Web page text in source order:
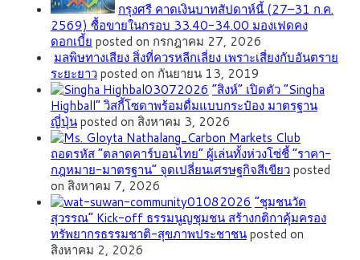
กรุงศรี คาดเงินบาทสัปดาห์นี้ (27–31 ก.ค.
2569) ซื้อขายในกรอบ 33.40-34.00 มองเฟดคง
ดอกเบี้ย posted on กรกฎาคม 27, 2026
มลพิษทางเสียง สิ่งที่ควรหลีกเลี่ยง เพราะเสี่ยงกับอันตราย
ระยะยาวposted on กันยายน 13, 2019
“สิงห์” เปิดตัว “Singha
Highball” วิสกี้โซดาพร้อมดื่มแบบกระป๋อง มาตรฐาน
ญี่ปุ่นposted on สิงหาคม 3, 2026
ถอดรหัส “ตลาดคาร์บอนไทย” ผู้เล่นทั้งห่วงโซ่ชี้ “ราคา-
กฎหมาย-มาตรฐาน” จุดเปลี่ยนเศรษฐกิจสีเขียวposted
on สิงหาคม 7, 2026
”ชุมชนวัด
สุวรรณ” Kick-off ธรรมนูญชุมชน สร้างกติกาคุ้มครอง
ทรัพยากรธรรมชาติ-สุขภาพประชาชนposted on
สิงหาคม 2, 2026